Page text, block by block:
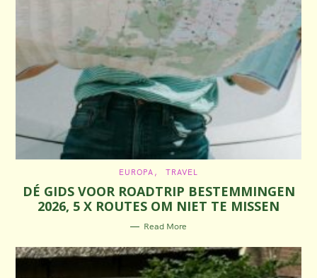
T
E
G
O
R
I
S
EUROPA TRAVEL
DÉ GIDS VOOR ROADTRIP BESTEMMINGEN
2026, 5 X ROUTES OM NIET TE MISSEN
Read More